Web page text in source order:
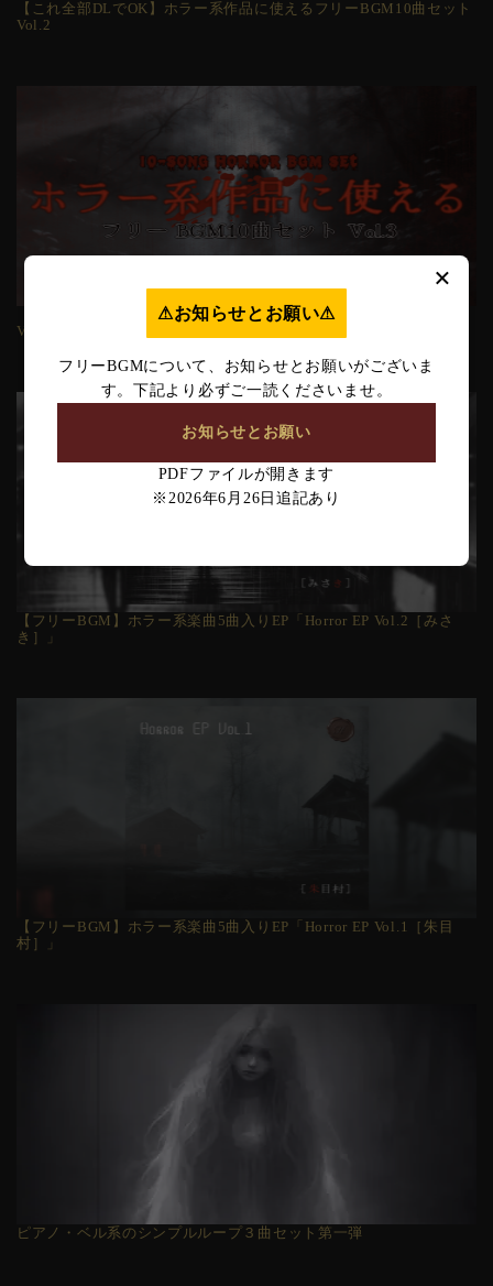
【これ全部DLでOK】ホラー系作品に使えるフリーBGM10曲セット
Vol.2
【これ全部DLでOK】ホラー系作品に使えるフリーBGM10曲セット
Vol.3
【フリーBGM】ホラー系楽曲5曲入りEP「Horror EP Vol.2［みさ
き］」
【フリーBGM】ホラー系楽曲5曲入りEP「Horror EP Vol.1［朱目
村］」
ピアノ・ベル系のシンプルループ３曲セット第一弾
×
⚠︎お知らせとお願い⚠︎
フリーBGMについて、お知らせとお願いがございま
す。下記より必ずご一読くださいませ。
お知らせとお願い
PDFファイルが開きます
※2026年6月26日追記あり